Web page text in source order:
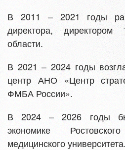
В 2011 – 2021 годы
директора,
области.
В 2021 – 2024 годы
центр АНО «Центр
ФМБА России».
В 2024 – 2026 годы
экономике
медицинского университета.